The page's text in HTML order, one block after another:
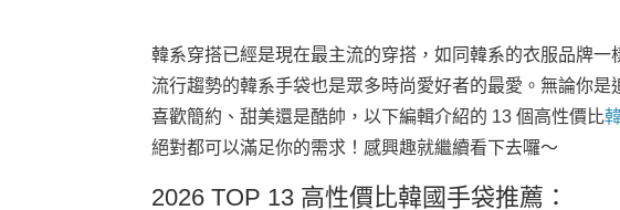
韓系穿搭已經是現在最主流的穿搭，如同韓系的衣服品牌一
流行趨勢的韓系手袋也是眾多時尚愛好者的最愛。無論你是
喜歡簡約、甜美還是酷帥，以下編輯介紹的 13 個高性價比
絕對都可以滿足你的需求！感興趣就繼續看下去囉～
2026 TOP 13 高性價比韓國手袋推薦：